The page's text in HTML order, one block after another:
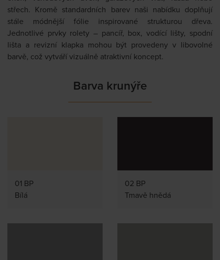
střech. Kromě standardních barev naši nabídku doplňují
stále módnější fólie inspirované strukturou dřeva.
Jednotlivé prvky rolety – pancíř, box, vodící lišty, spodní
lišta a revizní klapka mohou být provedeny v libovolné
barvě, což vytváří vizuálně atraktivní koncept.
Barva krunýře
01 BP
Bílá
02 BP
Tmavě hnědá